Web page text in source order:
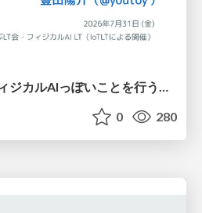
toio・myCobotでフィジカルAIっぽいことを行うための検討（とりあえず調査） / フィジカルAI LT（IoTLTによる開催）
0 280